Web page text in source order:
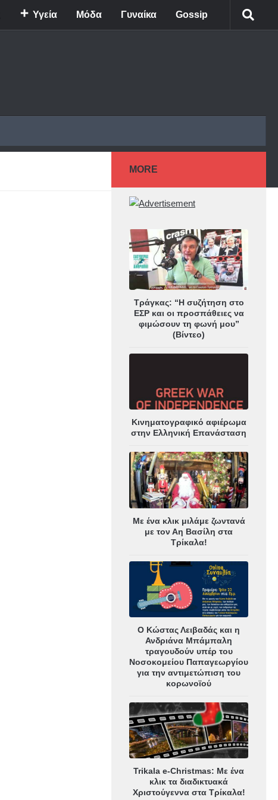
Υγεία Μόδα Γυναίκα Gossip
MORE
Τράγκας: “Η συζήτηση στο
ΕΣΡ και οι προσπάθειες να
φιμώσουν τη φωνή μου”
(Βίντεο)
Κινηματογραφικό αφιέρωμα
στην Ελληνική Επανάσταση
Με ένα κλικ μιλάμε ζωντανά
με τον Αη Βασίλη στα
Τρίκαλα!
Ο Κώστας Λειβαδάς και η
Ανδριάνα Μπάμπαλη
τραγουδούν υπέρ του
Νοσοκομείου Παπαγεωργίου
για την αντιμετώπιση του
κορωνοϊού
Trikala e-Christmas: Με ένα
κλικ τα διαδικτυακά
Χριστούγεννα στα Τρίκαλα!